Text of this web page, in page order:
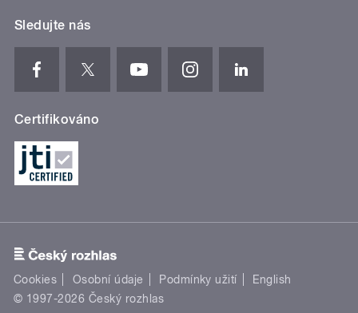
Sledujte nás
Certifikováno
Cookies Osobní údaje Podmínky užití
English
© 1997-2026 Český rozhlas